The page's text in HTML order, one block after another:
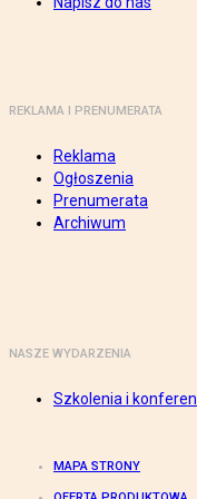
REKLAMA I PRENUMERATA
Reklama
Ogłoszenia
Prenumerata
Archiwum
NASZE WYDARZENIA
Szkolenia i
MAPA STRONY